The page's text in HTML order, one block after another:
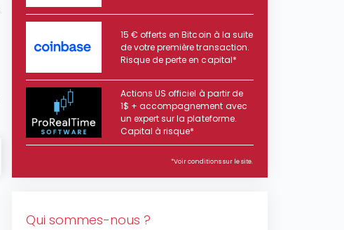
15 € offerts en Bitcoin à la suite
de votre première transaction.
Risque de perte en capital*
Actions US officiel à partir de
1$ + accompagnement avec
un expert sur la plateforme.
Capital à risque*
*Voir conditions sur le site.
Qui sommes-nous ?